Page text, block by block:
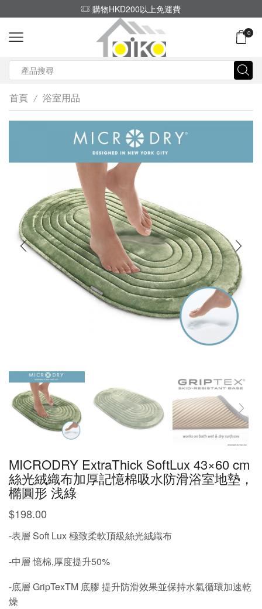
購物HKD200以上免運費
0
首頁 / 浴室用品
MICRODRY ExtraThick SoftLux 43×60 cm
絲光絨織布加厚記憶棉吸水防滑浴室地墊，
橢圓形 浅綠
$198.00
-表層 Soft Lux 極致柔軟頂級絲光絨織布
-中層 憶棉,厚度提升50%
-底層 GripTexTM 底膠 提升防滑效果並保持水氣循環加速乾
燥